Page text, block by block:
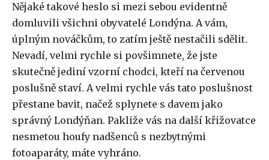
Nějaké takové heslo si mezi sebou evidentně
domluvili všichni obyvatelé Londýna. A vám,
úplným nováčkům, to zatím ještě nestačili sdělit.
Nevadí, velmi rychle si povšimnete, že jste
skutečně jediní vzorní chodci, kteří na červenou
poslušně staví. A velmi rychle vás tato poslušnost
přestane bavit, načež splynete s davem jako
správný Londýňan. Pakliže vás na další křižovatce
nesmetou houfy nadšenců s nezbytnými
fotoaparáty, máte vyhráno.